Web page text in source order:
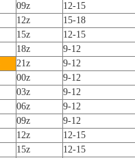
09z
12-15
12z
15-18
15z
12-15
18z
9-12
21z 9-12
00z
9-12
03z
9-12
06z
9-12
09z
9-12
12z
12-15
15z
12-15